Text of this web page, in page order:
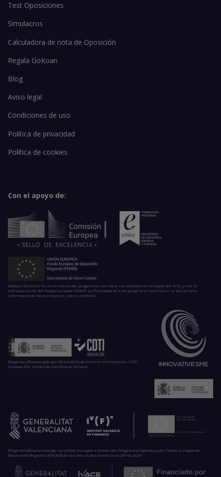
Test Oposiciones
Simulacros
Calculadora de nota de Oposición
Regala GoKoan
Blog
Aviso legal
Condiciones de uso
Política de privacidad
Política de cookies
Con el apoyo de:
GoKoan Educatio SL en el marco del programa Icex Next, ha contado con el apoyo del ICEX y con la
cofinanciación del fondo europeo FEDER. La finalidad de este proyecto es contribuir al desarrollo
internacional de la empresa y de su entorno.
Proyecto cofinanciado por Ministerio de Ciencia e Innovación, CDTI
Innovación, Centro de Excelencia Cervera.
Proyecto cofinanciado por la Unión Europea a través del Programa Operativo del Fondo Europeo de
Desarrollo Regional (FEDER) de la Comunitat Valenciana 2014-2020